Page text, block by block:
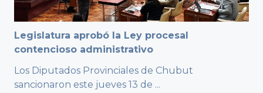
Legislatura aprobó la Ley procesal
contencioso administrativo
Los Diputados Provinciales de Chubut
sancionaron este jueves 13 de ...